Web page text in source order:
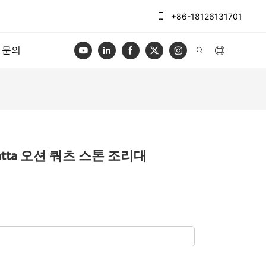
+86-18126131701
문의
오션 쿼츠 스톤 조리대